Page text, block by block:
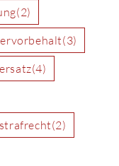
(2)
(3)
(4)
(2)